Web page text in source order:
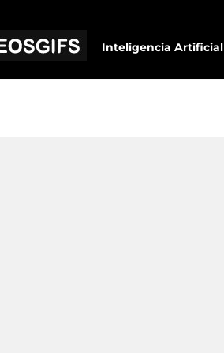
Inteligencia Artificial